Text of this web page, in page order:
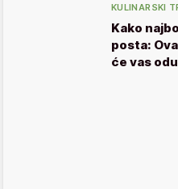
KULINARSKI
Kako
posta:
će vas